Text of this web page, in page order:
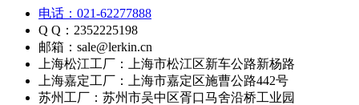
电话：021-62277888
Q Q：2352225198
邮箱：sale@lerkin.cn
上海松江工厂：上海市松江区新车公路新杨路
上海嘉定工厂：上海市嘉定区施曹公路442号
苏州工厂：苏州市吴中区胥口马舍沿桥工业园